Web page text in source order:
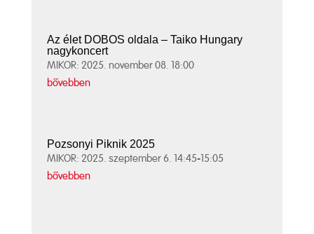
Az élet DOBOS oldala – Taiko Hungary
nagykoncert
MIKOR: 2025. november 08. 18:00
bővebben
Pozsonyi Piknik 2025
MIKOR: 2025. szeptember 6. 14:45-15:05
bővebben